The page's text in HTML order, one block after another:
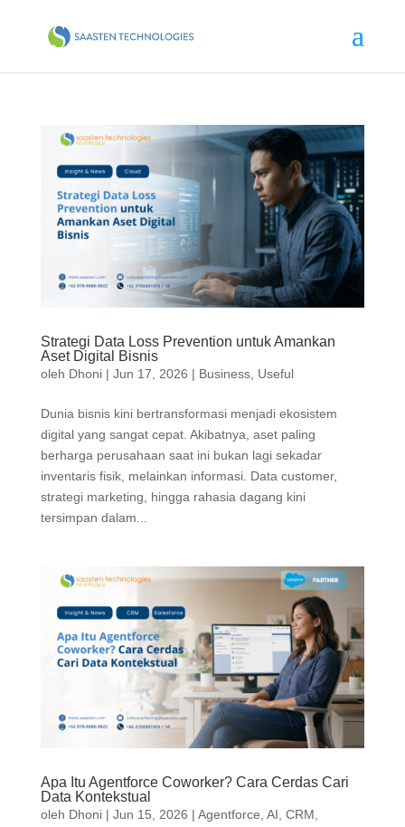
Strategi Data Loss Prevention untuk Amankan
Aset Digital Bisnis
oleh Dhoni| Jun 17, 2026 | Business, Useful
Dunia bisnis kini bertransformasi menjadi ekosistem
digital yang sangat cepat. Akibatnya, aset paling
berharga perusahaan saat ini bukan lagi sekadar
inventaris fisik, melainkan informasi. Data customer,
strategi marketing, hingga rahasia dagang kini
tersimpan dalam...
Apa Itu Agentforce Coworker? Cara Cerdas Cari
Data Kontekstual
oleh Dhoni| Jun 15, 2026 | Agentforce AI CRM